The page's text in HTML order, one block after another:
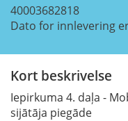
40003682818
Dato for innlevering
Kort beskrivelse
Iepirkuma 4. daļa -
sijātāja piegāde